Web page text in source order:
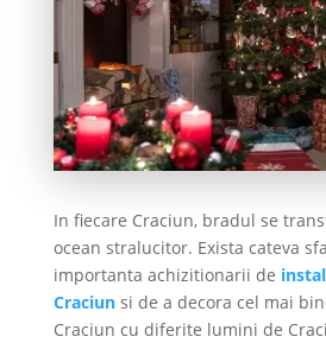
In fiecare Craciun, bradul se
ocean stralucitor. Exista cateva
importanta achizitionarii de
Craciunsi de a decora cel mai
Craciun cu diferite lumini de